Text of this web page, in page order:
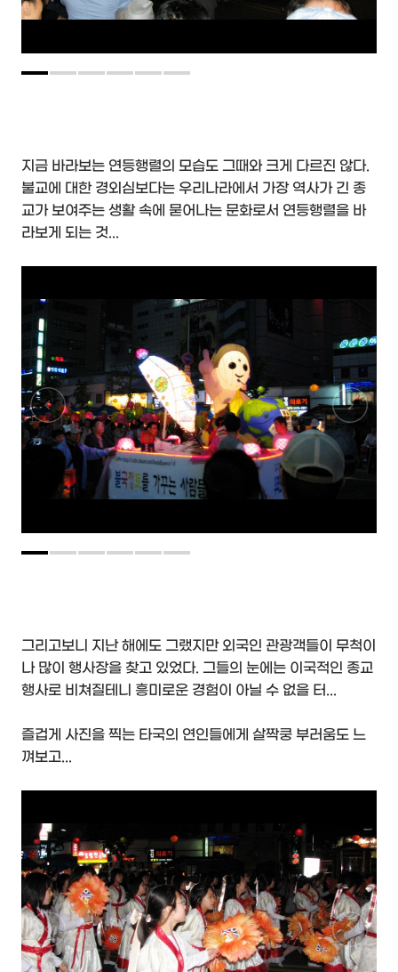
지금 바라보는 연등행렬의 모습도 그때와 크게 다르진 않다.
불교에 대한 경외심보다는 우리나라에서 가장 역사가 긴 종
교가 보여주는 생활 속에 묻어나는 문화로서 연등행렬을 바
라보게 되는 것...
그리고보니 지난 해에도 그랬지만 외국인 관광객들이 무척이
나 많이 행사장을 찾고 있었다. 그들의 눈에는 이국적인 종교
행사로 비쳐질테니 흥미로운 경험이 아닐 수 없을 터...
즐겁게 사진을 찍는 타국의 연인들에게 살짝쿵 부러움도 느
껴보고...